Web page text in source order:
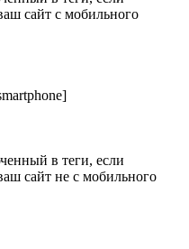
сайт с мобильного
в теги, если
сайт не с мобильного